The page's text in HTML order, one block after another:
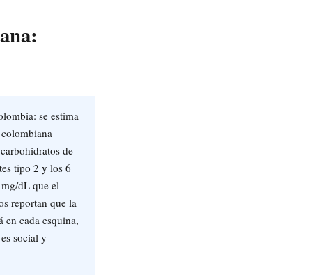
se estima
de
tipo 2 y los 6
dL que el
reportan que la
en cada esquina,
social y